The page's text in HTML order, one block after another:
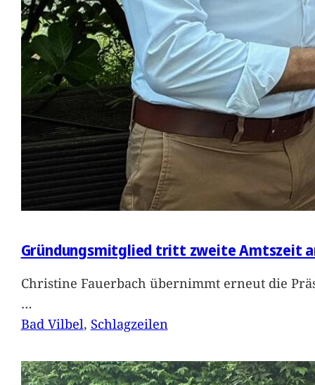
Gründungsmitglied tritt zweite Amtszeit
Christine Fauerbach übernimmt erneut die
…
Bad Vilbel, Schlagzeilen